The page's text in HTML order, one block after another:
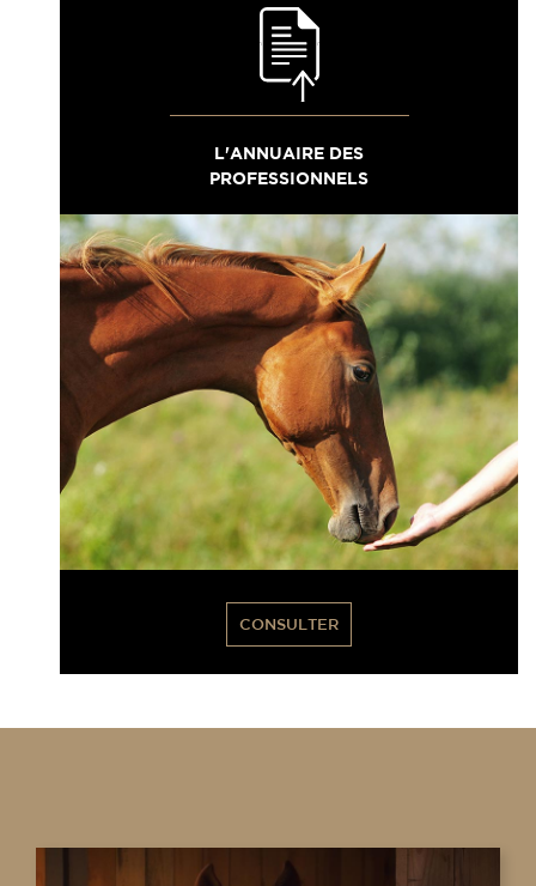
L'ANNUAIRE DES
PROFESSIONNELS
CONSULTER